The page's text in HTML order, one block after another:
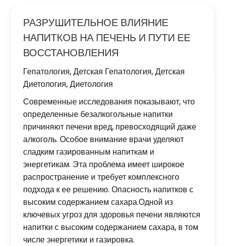
РАЗРУШИТЕЛЬНОЕ ВЛИЯНИЕ
НАПИТКОВ НА ПЕЧЕНЬ И ПУТИ ЕЕ
ВОССТАНОВЛЕНИЯ
Гепатология,Детская Гепатология,Детская
Диетология,Диетология
Современные исследования показывают, что
определенные безалкогольные напитки
причиняют печени вред, превосходящий даже
алкоголь. Особое внимание врачи уделяют
сладким газированным напиткам и
энергетикам. Эта проблема имеет широкое
распространение и требует комплексного
подхода к ее решению. Опасность напитков с
высоким содержанием сахара.Одной из
ключевых угроз для здоровья печени являются
напитки с высоким содержанием сахара, в том
числе энергетики и газировка.